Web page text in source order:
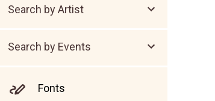
Search by Artist
Search by Events
Fonts